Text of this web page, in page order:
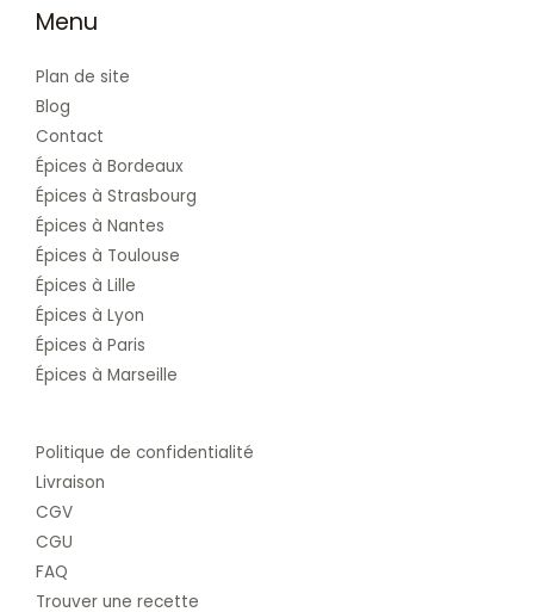
Menu
Plan de site
Blog
Contact
Épices à Bordeaux
Épices à Strasbourg
Épices à Nantes
Épices à Toulouse
Épices à Lille
Épices à Lyon
Épices à Paris
Épices à Marseille
Politique de confidentialité
Livraison
CGV
CGU
FAQ
Trouver une recette